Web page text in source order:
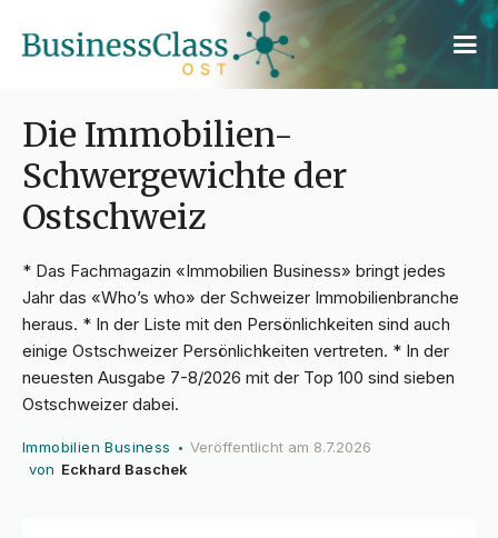
Die Immobilien-
Schwergewichte der
Ostschweiz
* Das Fachmagazin «Immobilien Business» bringt jedes
Jahr das «Who’s who» der Schweizer Immobilienbranche
heraus. * In der Liste mit den Persönlichkeiten sind auch
einige Ostschweizer Persönlichkeiten vertreten. * In der
neuesten Ausgabe 7-8/2026 mit der Top 100 sind sieben
Ostschweizer dabei.
Immobilien Business • Veröffentlicht am 8.7.2026
von Eckhard Baschek